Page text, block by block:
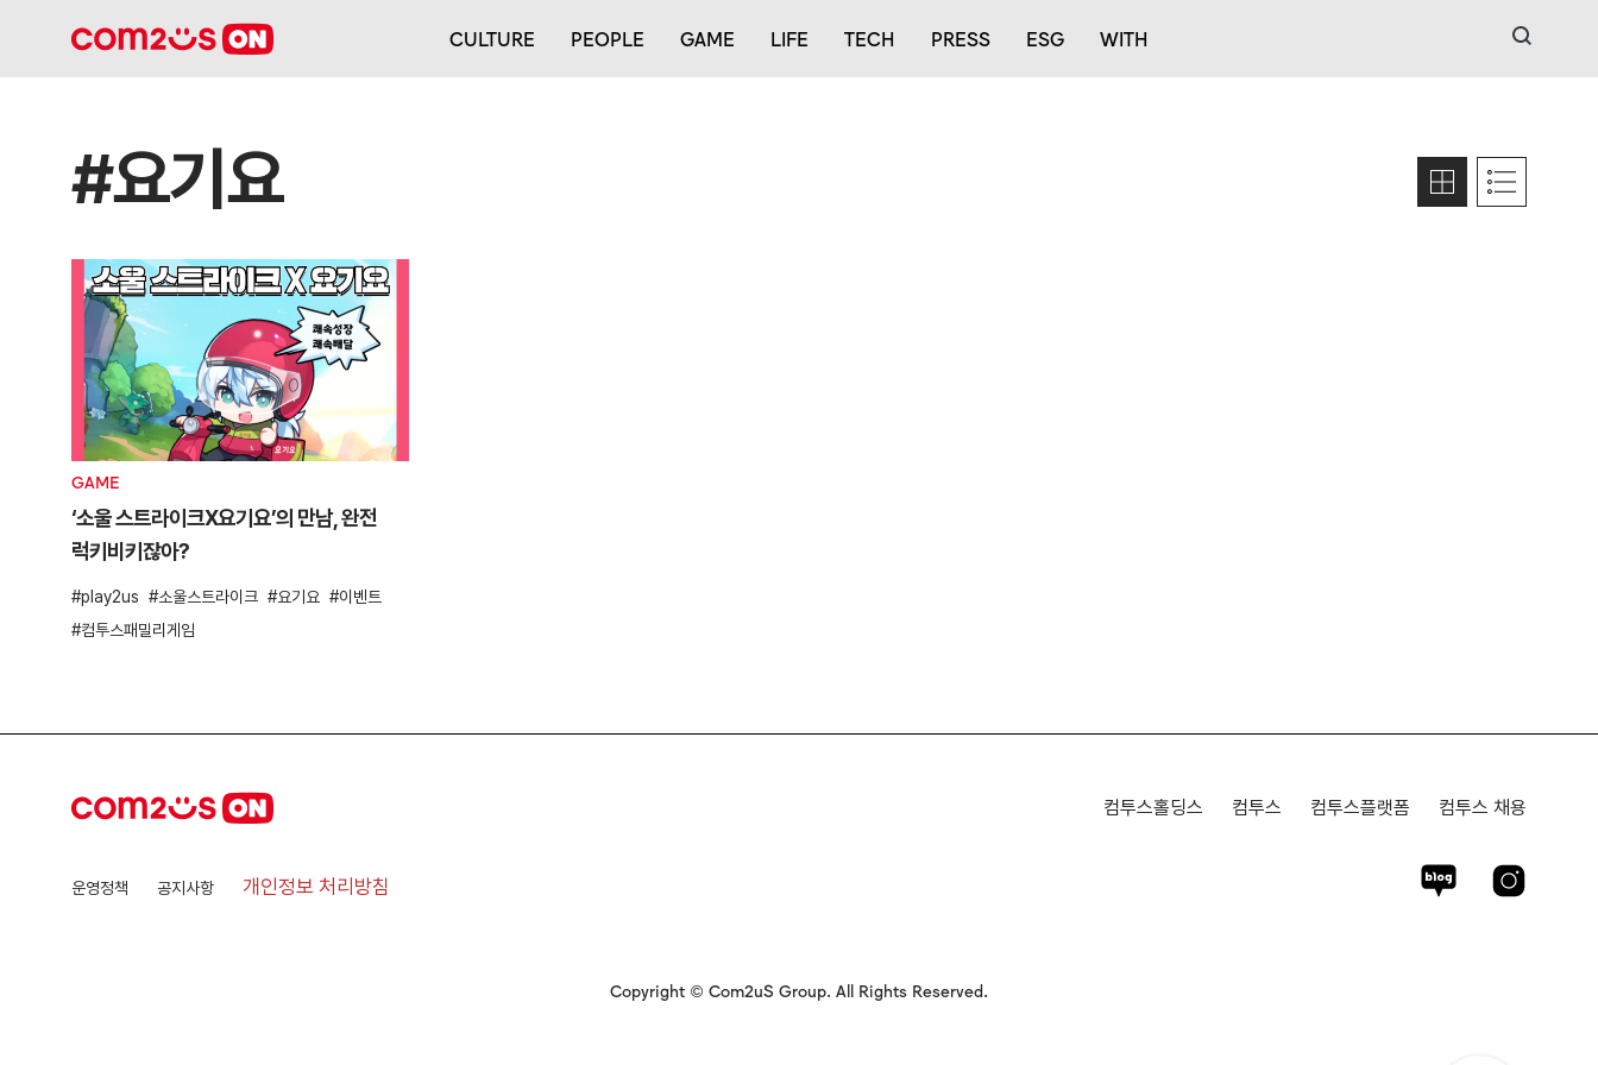
CULTURE PEOPLE GAME LIFE TECH PRESS ESG WITH 검색
#요기요
GAME
‘소울 스트라이크X요기요’의 만남, 완전
럭키비키잖아?
play2us 소울스트라이크 요기요
이벤트
컴투스패밀리게임
운영정책 공지사항 개인정보 처리방침
컴투스홀딩스 컴투스 컴투스플랫폼 컴투스 채용
Copyright © Com2uS Group. All Rights Reserved.